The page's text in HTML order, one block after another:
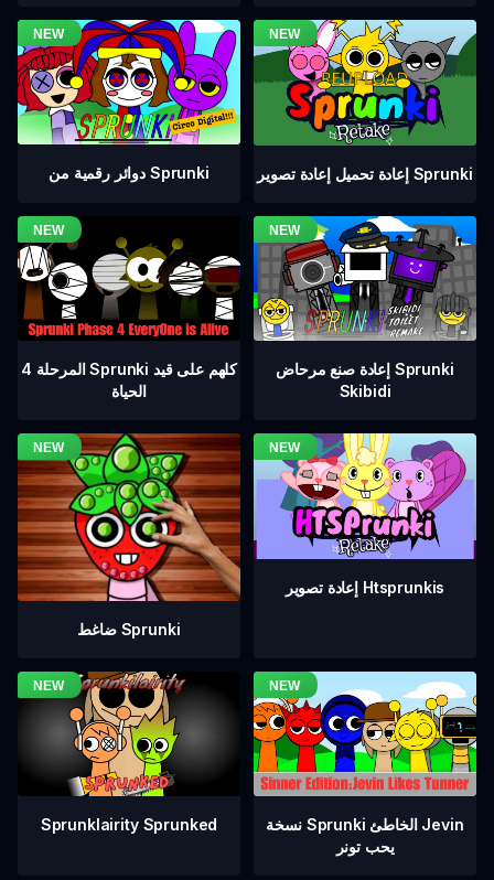
دوائر رقمية من Sprunki إعادة تحميل إعادة تصوير Sprunki
المرحلة 4 Sprunki كلهم على قيد
الحياة
إعادة صنع مرحاض Sprunki
Skibidi
ضاغط Sprunki
إعادة تصوير Htsprunkis
Sprunklairity Sprunked
نسخة Sprunki الخاطئ Jevin
يحب تونر